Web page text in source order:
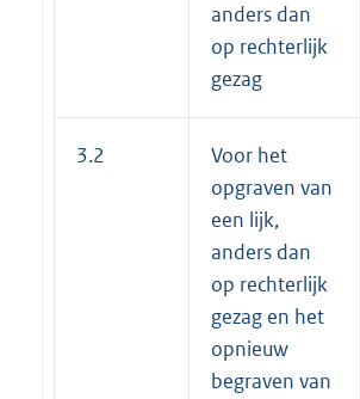
anders dan
op rechterlijk
gezag
3.2
Voor het
opgraven van
een lijk,
anders dan
op rechterlijk
gezag en het
opnieuw
begraven van